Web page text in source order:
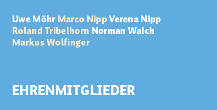
Uwe MöhrMarco NippVerena Nipp
Roland Tribelhorn Norman Walch
Markus Wolfinger
EHRENMITGLIEDER